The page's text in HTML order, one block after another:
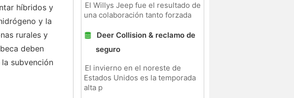
híbridos y
y la
rurales y
deben
subvención
El Willys Jeep fue el resultado de
una colaboración tanto forzada
Deer Collision & reclamo de
seguro
El invierno en el noreste de
Estados Unidos es la temporada
alta p